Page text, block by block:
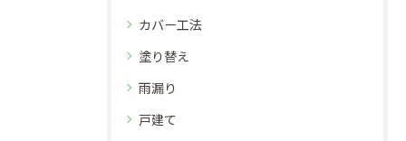
カバー工法
塗り替え
雨漏り
戸建て